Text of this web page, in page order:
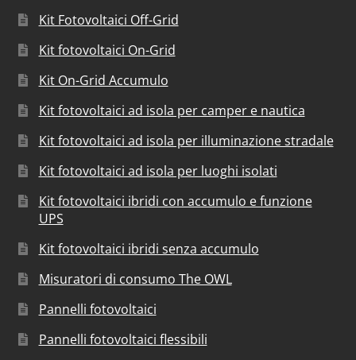
Kit Fotovoltaici Off-Grid
Kit fotovoltaici On-Grid
Kit On-Grid Accumulo
Kit fotovoltaici ad isola per camper e nautica
Kit fotovoltaici ad isola per illuminazione stradale
Kit fotovoltaici ad isola per luoghi isolati
Kit fotovoltaici ibridi con accumulo e funzione
UPS
Kit fotovoltaici ibridi senza accumulo
Misuratori di consumo The OWL
Pannelli fotovoltaici
Pannelli fotovoltaici flessibili